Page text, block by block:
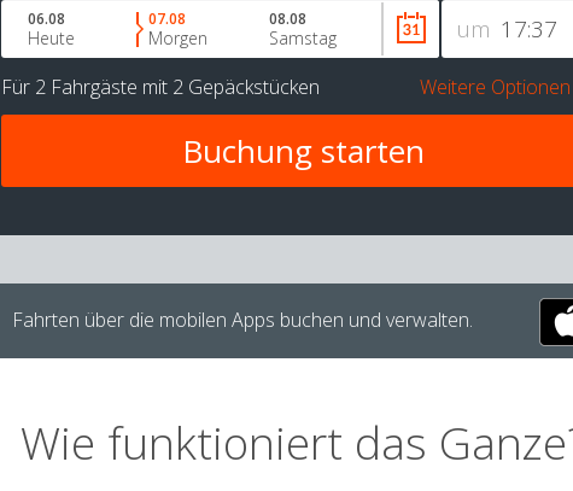
um
06.08
Heute
07.08
Morgen
08.08
Samstag
Für 2 Fahrgäste mit 2 Gepäckstücken Weitere Optionen
Fahrten über die mobilen Apps buchen und verwalten.
Wie funktioniert das